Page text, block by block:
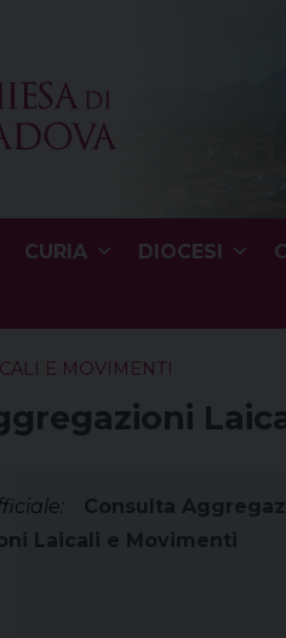
CURIA DIOCESI
E MOVIMENTI
Consulta
Laicali e Movimenti